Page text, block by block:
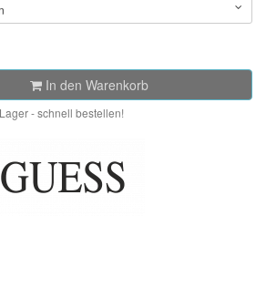
In den Warenkorb
- schnell bestellen!